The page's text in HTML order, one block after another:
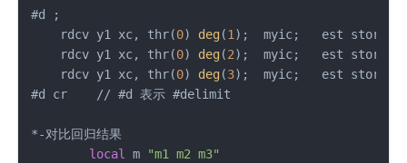
#d ;
    rdcv y1 xc, thr(
0) deg(1);	myic;   est store m1;
    rdcv y1 xc, thr(
0) deg(2);	myic;   est store m2;
    rdcv y1 xc, thr(
0) deg(3);	myic;   est store m3;
#d cr    // #d 表示 #delimit
*-对比回归结果
local m
"m1 m2 m3"